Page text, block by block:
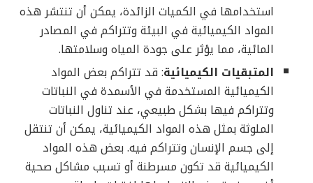
استخدامها في الكميات الزائدة، يمكن أن تنتشر هذه
المواد الكيميائية في البيئة وتتراكم في المصادر
المائية، مما يؤثر على جودة المياه وسلامتها.
المتبقيات الكيميائية: قد تتراكم بعض المواد
الكيميائية المستخدمة في الأسمدة في النباتات
وتتراكم فيها بشكل طبيعي، عند تناول النباتات
الملوثة بمثل هذه المواد الكيميائية، يمكن أن تنتقل
إلى جسم الإنسان وتتراكم فيه. بعض هذه المواد
الكيميائية قد تكون مسرطنة أو تسبب مشاكل صحية